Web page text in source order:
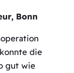
Bonn
die
gut wie